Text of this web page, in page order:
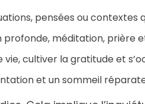
pensées ou
profonde, méditation, prière
vie, cultiver la gratitude et
et un sommeil